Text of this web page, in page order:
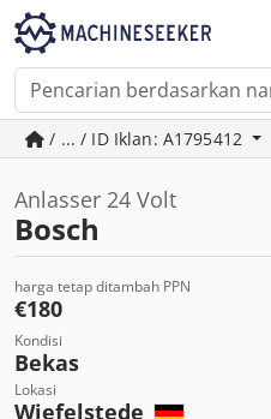
/ ... / ID Iklan: A1795412
Anlasser 24 Volt
Bosch
harga tetap ditambah PPN
€180
Kondisi
Bekas
Lokasi
Wiefelstede